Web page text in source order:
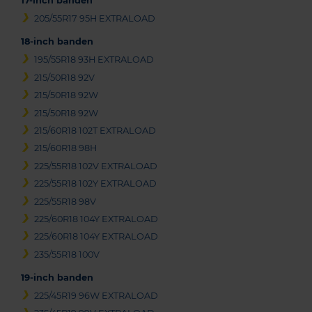
205/55R17 95H EXTRALOAD
18-inch banden
195/55R18 93H EXTRALOAD
215/50R18 92V
215/50R18 92W
215/50R18 92W
215/60R18 102T EXTRALOAD
215/60R18 98H
225/55R18 102V EXTRALOAD
225/55R18 102Y EXTRALOAD
225/55R18 98V
225/60R18 104Y EXTRALOAD
225/60R18 104Y EXTRALOAD
235/55R18 100V
19-inch banden
225/45R19 96W EXTRALOAD